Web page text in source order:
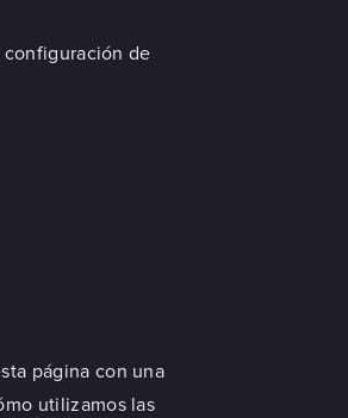
de
página con una
utilizamos las